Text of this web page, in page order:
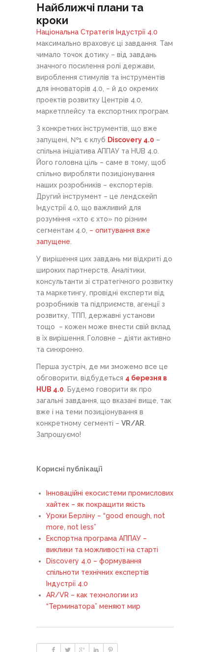
Найближчі плани та
кроки
Національна Стратегія Індустрії 4.0
максимально враховує ці завдання. Там
чимало точок дотику – від завдань
значного посилення ролі держави,
вироблення стимулів та інструментів
для інноваторів 4.0, – й до окремих
проектів розвитку Центрів 4.0,
маркетплейсу та експортних програм.
З конкретних інструментів, що вже
запущені, №1 є клуб Discovery 4.0 –
спільна ініціатива АППАУ та HUB 4.0.
Його головна ціль – саме в тому, щоб
спільно виробляти позиціонування
наших розробників – експортерів.
Другий інструмент – це лендскейп
Індустрії 4.0, що важливий для
розуміння «хто є хто» по різним
сегментам 4.0, – опитування вже
запущене
У вирішення цих завдань ми відкриті до
широких партнерств. Аналітики,
консультанти зі стратегічного розвитку
та маркетингу, провідні експерти від
розробників та підприємств, агенції з
розвитку, ТПП, державні установи
тощо – кожен може внести свій вклад
в їх вирішення. Головне – діяти активно
та синхронно.
Перша зустріч, де ми зможемо все це
обговорити, відбудеться 4 березня в
HUB 4.0 . Будемо говорити як про
загальні завдання, що вказані вище, так
вже і на теми позиціонування в
конкретному сегменті – VR/AR
Запрошуємо!
Корисні публікації
Інноваційні екосистеми промислових
хайтек – як покращити якість
Уроки Берліну – “good enough, not
more, not less”
Експортна програма АППАУ –
виклики та можливості на старті
Discovery 4.0 – формування
спільноти технічних експертів
Індустрії 4.0
AR/VR – как технологии из
“Терминатора” меняют мир